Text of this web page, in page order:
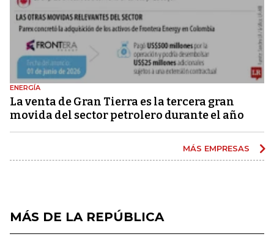
ENERGÍA
La venta de Gran Tierra es la tercera gran
movida del sector petrolero durante el año
MÁS EMPRESAS
MÁS DE LA REPÚBLICA